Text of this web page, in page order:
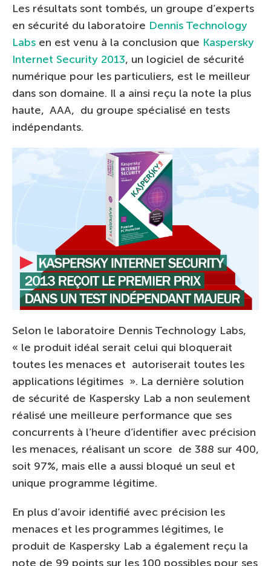
Les résultats sont tombés, un groupe d’experts
en sécurité du laboratoire Dennis Technology
Labs en est venu à la conclusion que Kaspersky
Internet Security 2013, un logiciel de sécurité
numérique pour les particuliers, est le meilleur
dans son domaine. Il a ainsi reçu la note la plus
haute, AAA, du groupe spécialisé en tests
indépendants.
Selon le laboratoire Dennis Technology Labs,
« le produit idéal serait celui qui bloquerait
toutes les menaces et autoriserait toutes les
applications légitimes ». La dernière solution
de sécurité de Kaspersky Lab a non seulement
réalisé une meilleure performance que ses
concurrents à l’heure d’identifier avec précision
les menaces, réalisant un score de 388 sur 400,
soit 97%, mais elle a aussi bloqué un seul et
unique programme légitime.
En plus d’avoir identifié avec précision les
menaces et les programmes légitimes, le
produit de Kaspersky Lab a également reçu la
note de 99 points sur les 100 possibles pour ses